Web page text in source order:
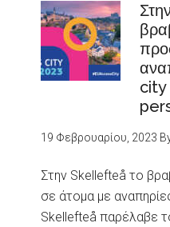
city
19 Φεβρουαρίου, 2023
Στην Skellefteå το
σε άτομα με
Skellefteå παρέλαβε